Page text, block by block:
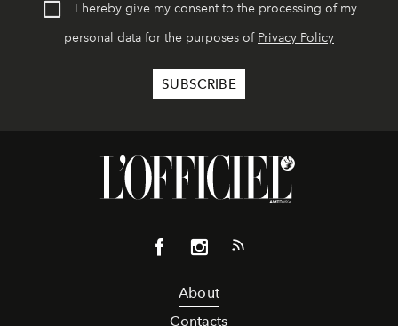
I hereby give my consent to the processing of my
personal data for the purposes of Privacy Policy
About
Contacts